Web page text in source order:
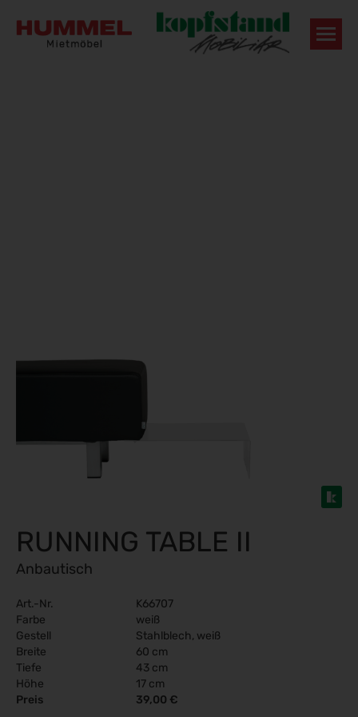
RUNNING TABLE II
Anbautisch
Art.-Nr.
K66707
Farbe
weiß
Gestell
Stahlblech, weiß
Breite
60 cm
Tiefe
43 cm
Höhe
17 cm
Preis
39,00 €